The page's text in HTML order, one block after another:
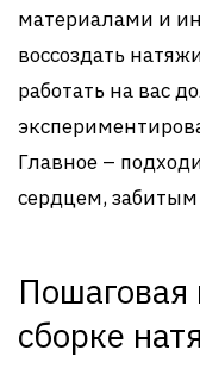
материалами и
воссоздать
работать на вас
Главное –
сердцем,
Пошаговая
сборке